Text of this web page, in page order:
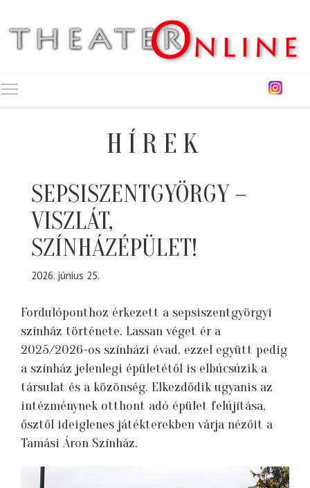
HÍREK
SEPSISZENTGYÖRGY –
VISZLÁT,
SZÍNHÁZÉPÜLET!
2026. június 25.
Fordulóponthoz érkezett a sepsiszentgyörgyi
színház története. Lassan véget ér a
2025/2026-os színházi évad, ezzel együtt pedig
a színház jelenlegi épületétől is elbúcsúzik a
társulat és a közönség. Elkezdődik ugyanis az
intézménynek otthont adó épület felújítása,
ősztől ideiglenes játékterekben várja nézőit a
Tamási Áron Színház.